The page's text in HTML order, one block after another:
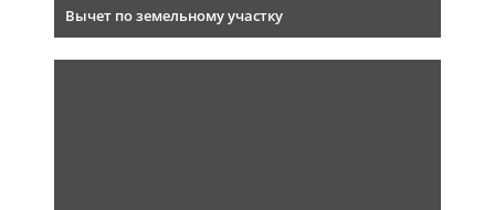
Вычет по земельному участку